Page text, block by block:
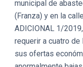
municipal de
(Franza) y en la
ADICIONAL 1/
requerir a cuatro
sus ofertas